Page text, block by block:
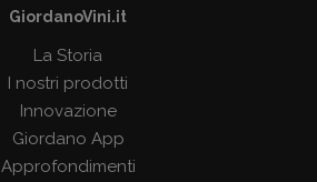
GiordanoVini.it
La Storia
I nostri prodotti
Innovazione
Giordano App
Approfondimenti